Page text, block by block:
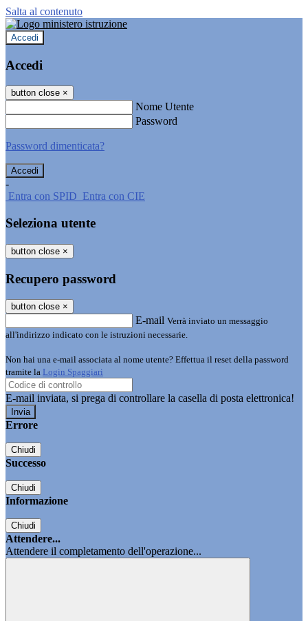
Salta al contenuto
Accedi
Accedi
button close ×
Nome Utente
Password
Password dimenticata?
-
Entra con SPID Entra con CIE
Seleziona utente
button close ×
Recupero password
button close ×
E-mail Verrà inviato un messaggio
all'indirizzo indicato con le istruzioni necessarie.
Non hai una e-mail associata al nome utente? Effettua il reset della password
tramite la Login Spaggiari
E-mail inviata, si prega di controllare la casella di posta elettronica!
Errore
Chiudi
Successo
Chiudi
Informazione
Chiudi
Attendere...
Attendere il completamento dell'operazione...